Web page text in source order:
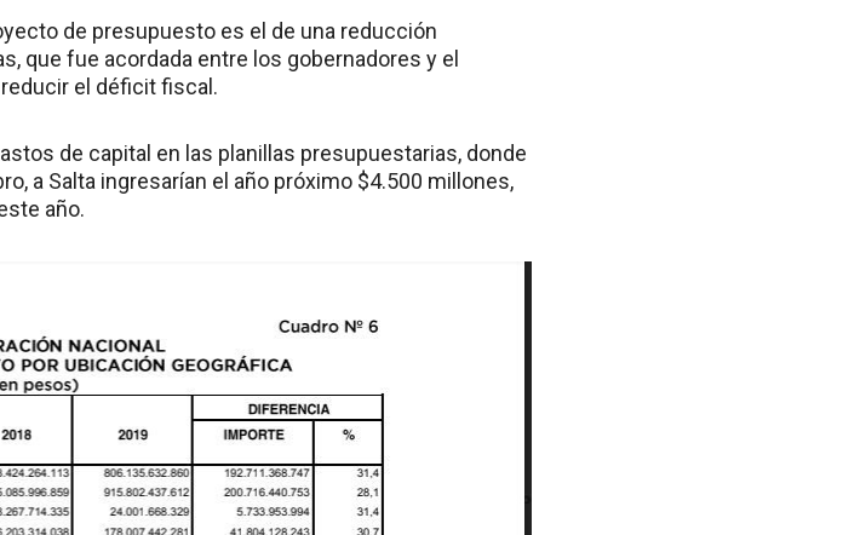
de presupuesto es el de una reducción
que fue acordada entre los gobernadores y el
el déficit fiscal.
de capital en las planillas presupuestarias, donde
a Salta ingresarían el año próximo $4.500 millones,
año.